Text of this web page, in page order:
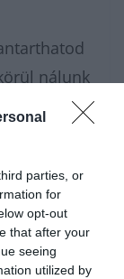
parties, or
for
opt-out
that after your
seeing
utilized by
nálunk